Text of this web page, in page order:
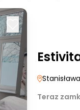
Teraz